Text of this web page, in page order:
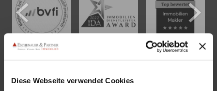
Diese Webseite verwendet Cookies
KONTAKT